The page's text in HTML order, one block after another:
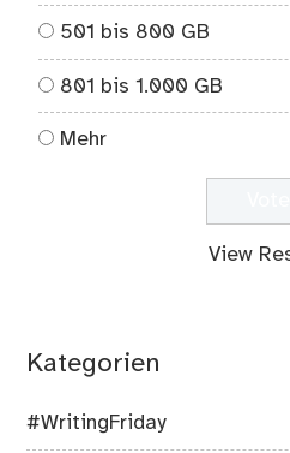
501 bis 800 GB
801 bis 1.000 GB
Mehr
View
Kategorien
#WritingFriday